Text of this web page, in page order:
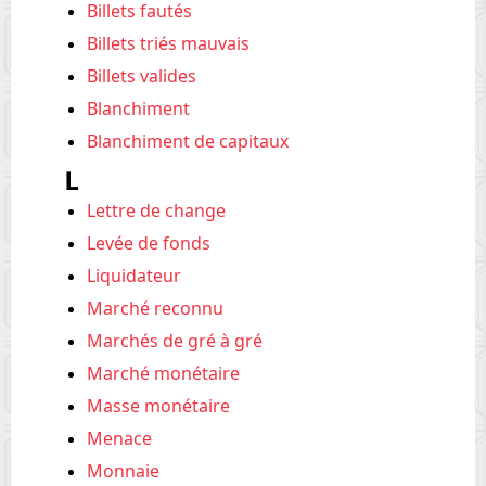
Billets fautés
Billets triés mauvais
Billets valides
Blanchiment
Blanchiment de capitaux
L
Lettre de change
Levée de fonds
Liquidateur
Marché reconnu
Marchés de gré à gré
Marché monétaire
Masse monétaire
Menace
Monnaie